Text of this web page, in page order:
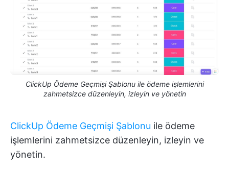
ClickUp Ödeme Geçmişi Şablonu ile ödeme işlemlerini
zahmetsizce düzenleyin, izleyin ve yönetin
ClickUp Ödeme Geçmişi Şablonu ile ödeme
işlemlerini zahmetsizce düzenleyin, izleyin ve
yönetin.